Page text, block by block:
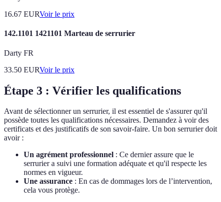
16.67 EURVoir le prix
142.1101 1421101 Marteau de serrurier
Darty FR
33.50 EURVoir le prix
Étape 3 : Vérifier les qualifications
Avant de sélectionner un serrurier, il est essentiel de s'assurer qu'il
possède toutes les qualifications nécessaires. Demandez à voir des
certificats et des justificatifs de son savoir-faire. Un bon serrurier doit
avoir :
Un agrément professionnel : Ce dernier assure que le
serrurier a suivi une formation adéquate et qu'il respecte les
normes en vigueur.
Une assurance : En cas de dommages lors de l’intervention,
cela vous protège.